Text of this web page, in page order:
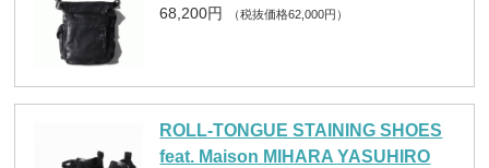
68,200円
（税抜価格62,000円）
ROLL-TONGUE STAINING SHOES
feat. Maison MIHARA YASUHIRO